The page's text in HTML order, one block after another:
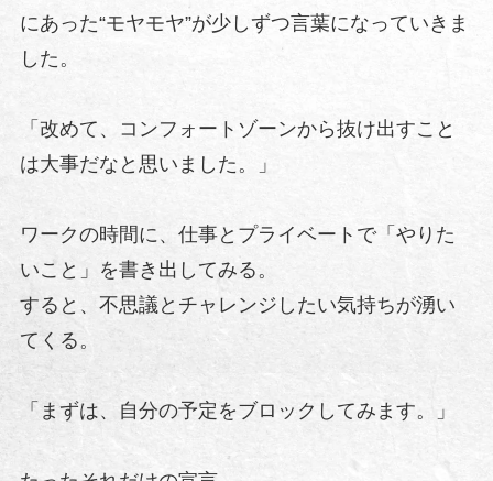
にあった“モヤモヤ”が少しずつ言葉になっていきま
した。
「改めて、コンフォートゾーンから抜け出すこと
は大事だなと思いました。」
ワークの時間に、仕事とプライベートで「やりた
いこと」を書き出してみる。
すると、不思議とチャレンジしたい気持ちが湧い
てくる。
「まずは、自分の予定をブロックしてみます。」